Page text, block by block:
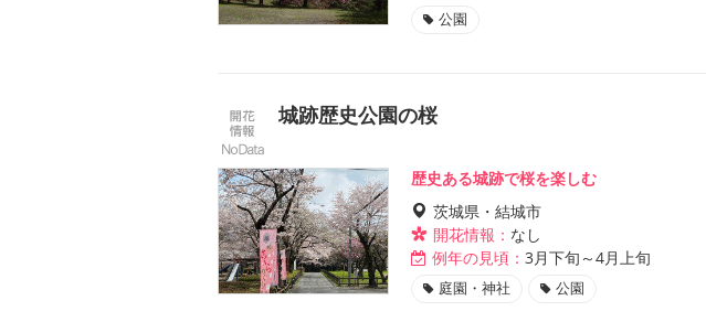
公園
城跡歴史公園の桜
歴史ある城跡で桜を楽しむ
茨城県・結城市
開花情報： なし
例年の見頃： 3月下旬～4月上旬
庭園・神社 公園